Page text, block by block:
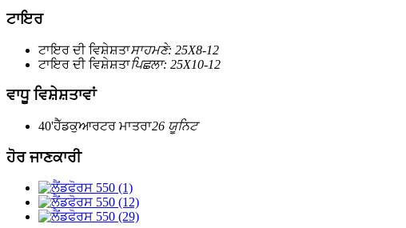
ਟਾਇਰ
ਟਾਇਰ ਦੀ ਵਿਸ਼ੇਸ਼ਤਾਸਾਹਮਣੇ: 25X8-12
ਟਾਇਰ ਦੀ ਵਿਸ਼ੇਸ਼ਤਾਪਿਛਲਾ: 25X10-12
ਵਾਧੂ ਵਿਸ਼ੇਸ਼ਤਾਵਾਂ
40'ਹੈੱਡਕੁਆਰਟਰ ਮਾਤਰਾ26 ਯੂਨਿਟ
ਹੋਰ ਜਾਣਕਾਰੀ